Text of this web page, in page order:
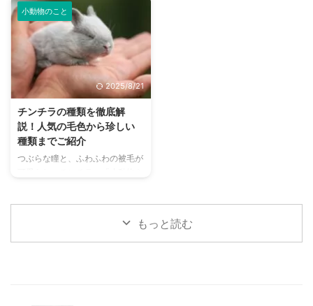
ニ ...
な？」と心配になったことはあり
ませんか？ ハムスターは、犬や
猫のように感情を表現することが
少ないため、どんな鳴き声にも不
安になってしまうかもしれませ
ん。しかし、ハムスターの鳴き声
には、感情や気持ちが込められて
います。 この記事では、ハムス
ターが発する鳴き声の種類とその
意味、そして鳴き声がうるさい時
の対処法について解説します。
目次ハムスターの鳴き声は感情の
満・怒り ...
こ ...
小動物のこと
2025/8/21
チンチラの種類を徹底解
説！人気の毛色から珍しい
種類までご紹介
つぶらな瞳と、ふわふわの被毛が
ラは、毛色や被毛の質によってさ
まざまな種類がおり、それぞれに
もっと読む